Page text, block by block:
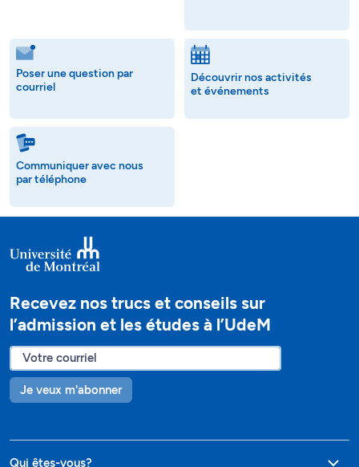
Poser une question par
courriel
Découvrir nos activités
et événements
Communiquer avec nous
par téléphone
Recevez nos trucs et conseils sur
l’admission et les études à l’UdeM
Je veux m'abonner
Qui êtes-vous?